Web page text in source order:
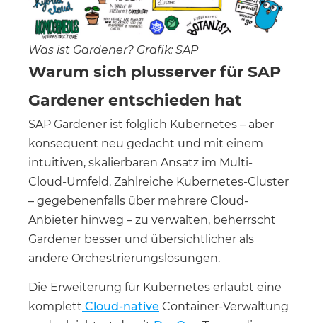
Was ist Gardener? Grafik: SAP
Warum sich plusserver für SAP
Gardener entschieden hat
SAP Gardener ist folglich Kubernetes – aber
konsequent neu gedacht und mit einem
intuitiven, skalierbaren Ansatz im Multi-
Cloud-Umfeld. Zahlreiche Kubernetes-Cluster
– gegebenenfalls über mehrere Cloud-
Anbieter hinweg – zu verwalten, beherrscht
Gardener besser und übersichtlicher als
andere Orchestrierungslösungen.
Die Erweiterung für Kubernetes erlaubt eine
komplett Cloud-native Container-Verwaltung